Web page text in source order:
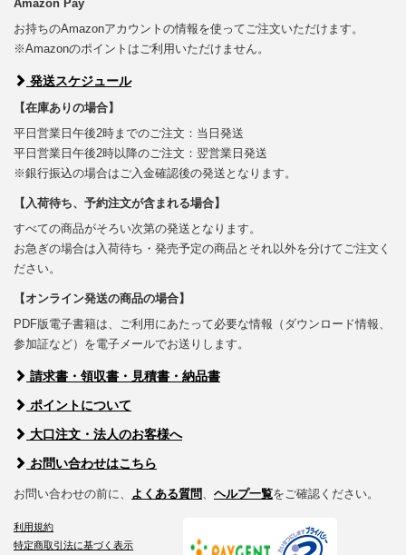
Amazon Pay
お持ちのAmazonアカウントの情報を使ってご注文いただけます。
※Amazonのポイントはご利用いただけません。
発送スケジュール
【在庫ありの場合】
平日営業日午後2時までのご注文：当日発送
平日営業日午後2時以降のご注文：翌営業日発送
※銀行振込の場合はご入金確認後の発送となります。
【入荷待ち、予約注文が含まれる場合】
すべての商品がそろい次第の発送となります。
お急ぎの場合は入荷待ち・発売予定の商品とそれ以外を分けてご注文く
ださい。
【オンライン発送の商品の場合】
PDF版電子書籍は、ご利用にあたって必要な情報（ダウンロード情報、
参加証など）を電子メールでお送りします。
請求書・領収書・見積書・納品書
ポイントについて
大口注文・法人のお客様へ
お問い合わせはこちら
お問い合わせの前に、 よくある質問、 ヘルプ一覧をご確認ください。
利用規約
特定商取引法に基づく表示